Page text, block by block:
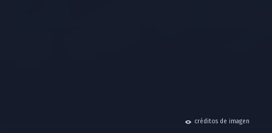
hide
créditos de imagen